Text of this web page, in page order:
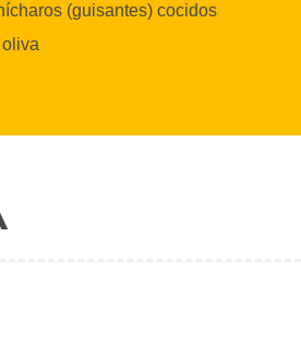
(guisantes) cocidos